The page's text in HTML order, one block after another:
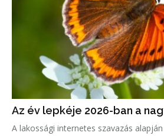
Az év lepkéje 2026-ban a
A lakossági internetes szavazás